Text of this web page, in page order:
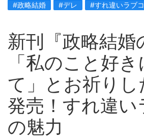
#政略結婚 #デレ #すれ違いラブ
新刊『政略結婚
「私のこと好
て」とお祈りし
発売！すれ違い
の魅力